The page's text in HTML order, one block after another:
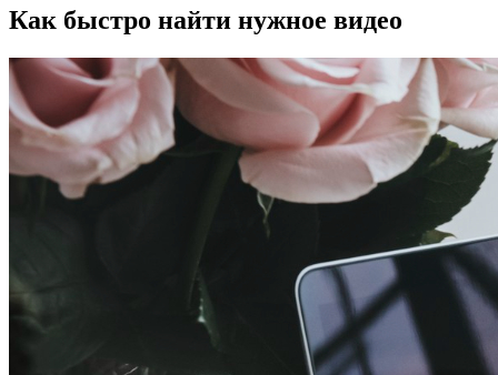
Как быстро найти нужное видео